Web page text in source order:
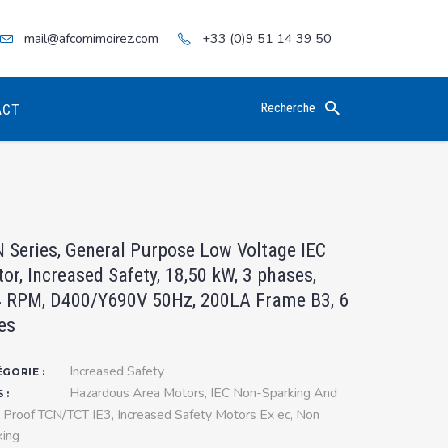
mail@afcomimoirez.com +33 (0)9 51 14 39 50
Recherche
Series, General Purpose Low Voltage IEC
Increased Safety, 18,50 kW, 3 phases,
RPM, D400/Y690V 50Hz, 200LA Frame B3, 6
: Increased Safety
: Hazardous Area Motors, IEC Non-Sparking And
TCN/TCT IE3, Increased Safety Motors Ex ec, Non